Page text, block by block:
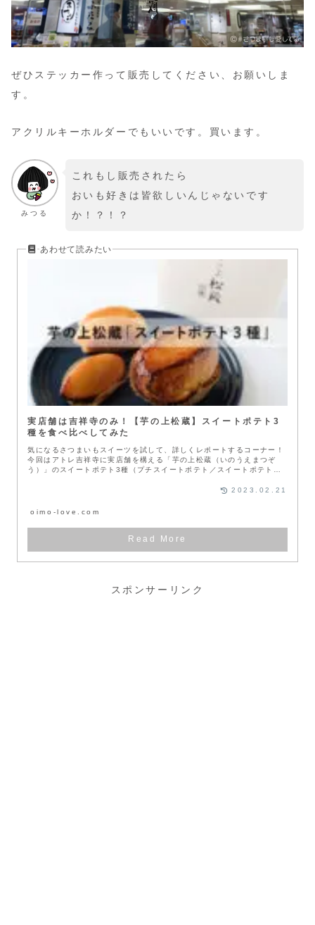
ぜひステッカー作って販売してください、お願いしま
す。
アクリルキーホルダーでもいいです。買います。
みつる
これもし販売されたら
おいも好きは皆欲しいんじゃないです
か！？！？
実店舗は吉祥寺のみ！【芋の上松蔵】スイートポテト3
種を食べ比べしてみた
気になるさつまいもスイーツを試して、詳しくレポートするコーナー！
今回はアトレ吉祥寺に実店舗を構える「芋の上松蔵（いのうえまつぞ
う）」のスイートポテト3種（プチスイートポテト／スイートポテト／
oimo-love.com
2023.02.21
スポンサーリンク